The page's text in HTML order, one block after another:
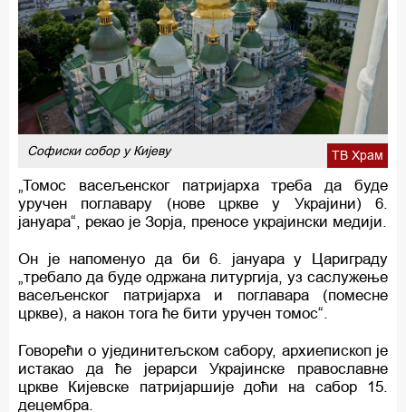
ТВ Храм
Софиски собор у Кијеву
„Томос васељенског патријарха треба да буде
уручен поглавару (нове цркве у Украјини) 6.
јануара“, рекао је Зорја, преносе украјински медији.
Он је напоменуо да би 6. јануара у Цариграду
„требало да буде одржана литургија, уз саслужење
васељенског патријарха и поглавара (помесне
цркве), а након тога ће бити уручен томос“.
Говорећи о ујединитељском сабору, архиепископ је
истакао да ће јерарси Украјинске православне
цркве Кијевске патријаршије доћи на сабор 15.
децембра.